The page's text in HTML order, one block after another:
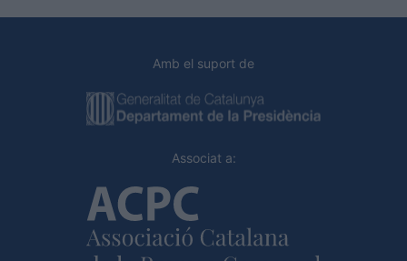
Amb el suport de
Associat a: